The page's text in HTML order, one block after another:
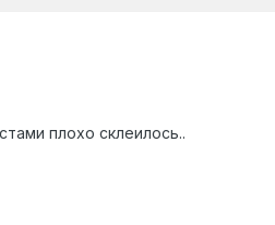
плохо склеилось..